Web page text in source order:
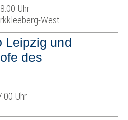
Uhr
West
Leipzig und
des
Uhr